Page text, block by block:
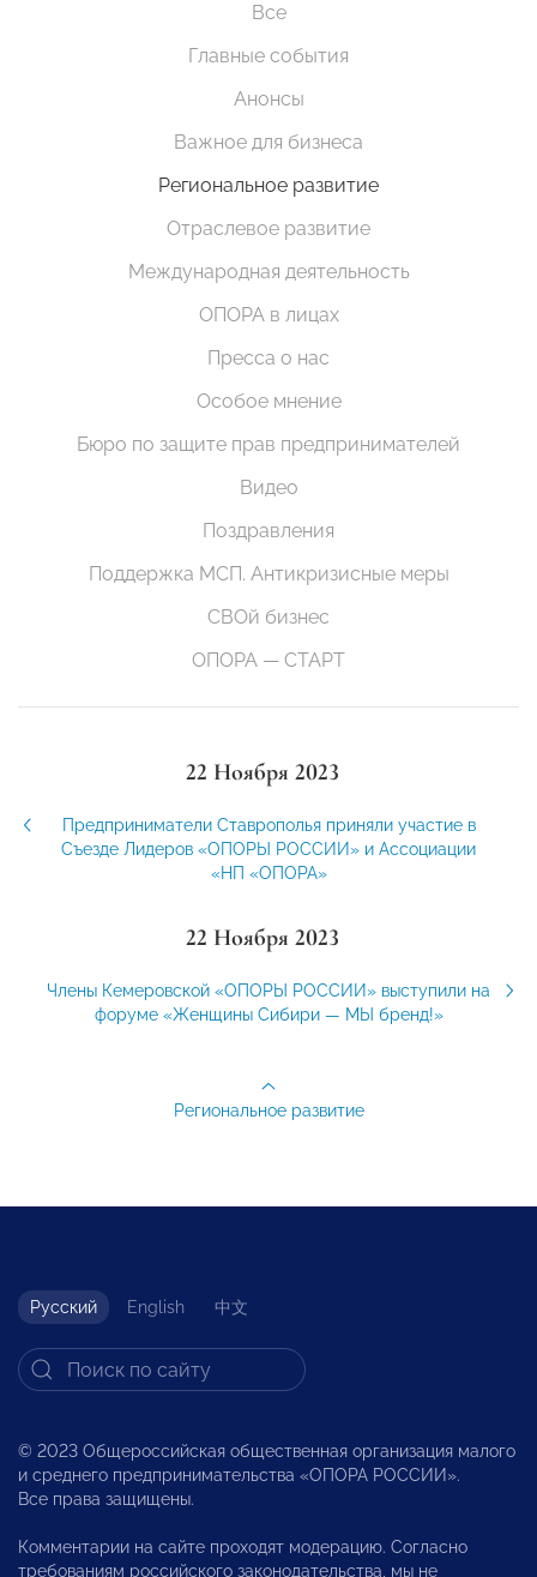
Все
Главные события
Анонсы
Важное для бизнеса
Региональное развитие
Отраслевое развитие
Международная деятельность
ОПОРА в лицах
Пресса о нас
Особое мнение
Бюро по защите прав предпринимателей
Видео
Поздравления
Поддержка МСП. Антикризисные меры
СВОй бизнес
ОПОРА — СТАРТ
22 Ноября 2023
Предприниматели Ставрополья приняли участие в
Съезде Лидеров «ОПОРЫ РОССИИ» и Ассоциации
«НП «ОПОРА»
22 Ноября 2023
Члены Кемеровской «ОПОРЫ РОССИИ» выступили на
форуме «Женщины Сибири — МЫ бренд!»
Региональное развитие
Русский English 中文
© 2023 Общероссийская общественная организация малого
и среднего предпринимательства «ОПОРА РОССИИ».
Все права защищены.
Комментарии на сайте проходят модерацию. Согласно
требованиям российского законодательства, мы не